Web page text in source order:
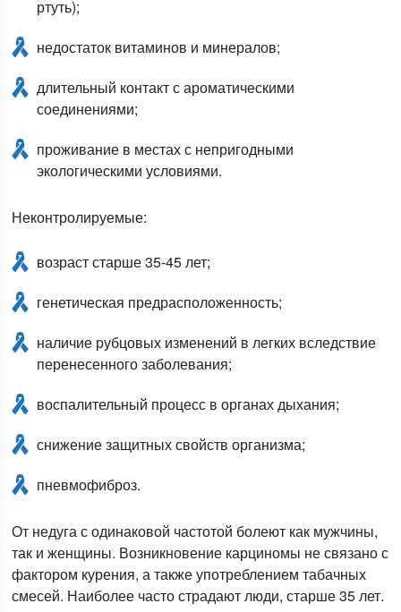
ртуть);
недостаток витаминов и минералов;
длительный контакт с ароматическими
соединениями;
проживание в местах с непригодными
экологическими условиями.
Неконтролируемые:
возраст старше 35-45 лет;
генетическая предрасположенность;
наличие рубцовых изменений в легких вследствие
перенесенного заболевания;
воспалительный процесс в органах дыхания;
снижение защитных свойств организма;
пневмофиброз.
От недуга с одинаковой частотой болеют как мужчины,
так и женщины. Возникновение карциномы не связано с
фактором курения, а также употреблением табачных
смесей. Наиболее часто страдают люди, старше 35 лет.